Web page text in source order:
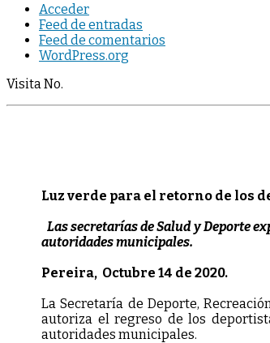
Acceder
Feed de entradas
Feed de comentarios
WordPress.org
Visita No.
Luz verde para el retorno de los
Las secretarías de Salud y Deporte
autoridades municipales.
Pereira, Octubre 14 de 2020.
La Secretaría de Deporte,
autoriza el regreso de los
autoridades municipales.